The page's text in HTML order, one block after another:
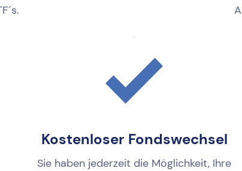
Kostenloser Fondswechsel
Sie haben jederzeit die Möglichkeit, Ihre